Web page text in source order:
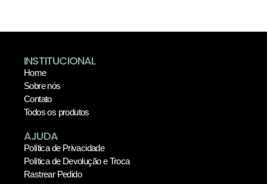
INSTITUCIONAL
Home
Sobre nós
Contato
Todos os produtos
AJUDA
Política de Privacidade
Política de Devolução e Troca
Rastrear Pedido